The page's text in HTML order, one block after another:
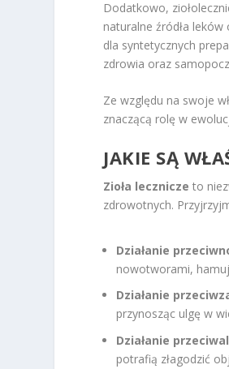
Dodatkowo,
naturalne źródła
dla syntetycznych
zdrowia oraz
Ze względu na swoje
znaczącą rolę w
JAKIE SĄ
Zioła lecznicze to
zdrowotnych.
Działanie
nowotworami,
Działanie
przynosząc ulgę w
Działanie
potrafią złagodzić